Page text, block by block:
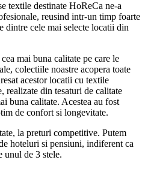
textile destinate HoReCa ne-a
reusind intr-un timp foarte
dintre cele mai selecte locatii din
mai buna calitate pe care le
colectiile noastre acopera toate
acestor locatii cu textile
realizate din tesaturi de calitate
buna calitate. Acestea au fost
de confort si longevitate.
la preturi competitive. Putem
hoteluri si pensiuni, indiferent ca
unul de 3 stele.